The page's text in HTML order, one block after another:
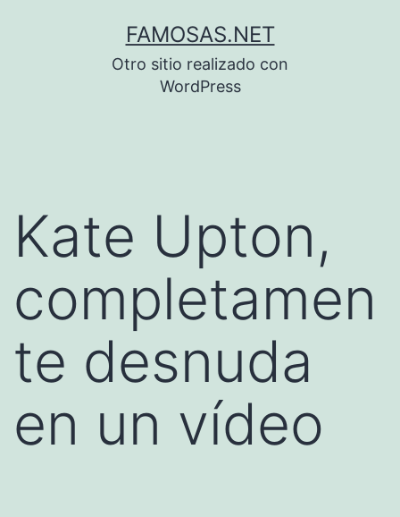
FAMOSAS.NET
Otro sitio realizado con
WordPress
Kate Upton,
completamen
te desnuda
en un vídeo